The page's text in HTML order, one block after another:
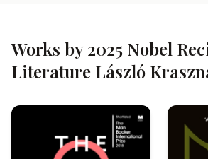
Works by 2025 Nobel
Literature László